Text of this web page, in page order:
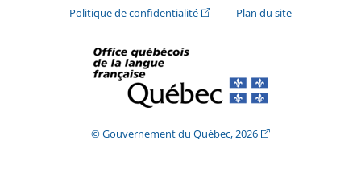
Politique de confidentialité(Cet hyperlien externe s'ouvrira
Plan du site
© Gouvernement du Québec, 2026(Cet hyperlien